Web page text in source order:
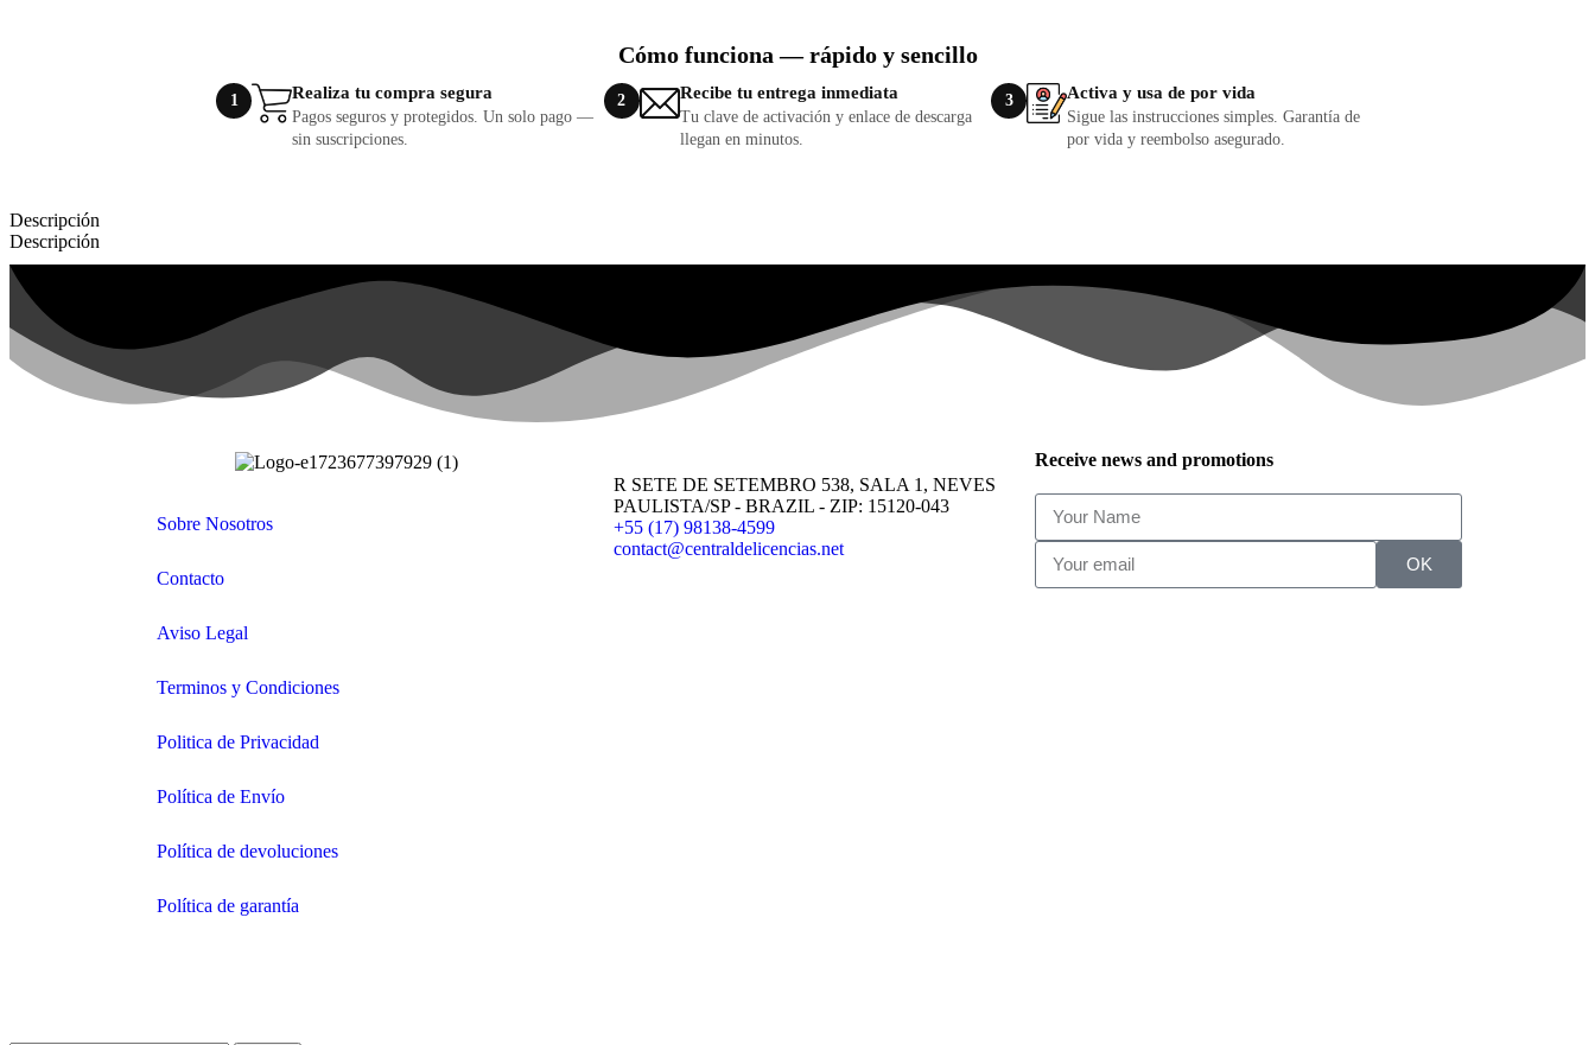
Cómo funciona — rápido y sencillo
1 Realiza tu compra segura
Pagos seguros y protegidos. Un solo pago —
sin suscripciones.
2 Recibe tu entrega inmediata
Tu clave de activación y enlace de descarga
llegan en minutos.
3 Activa y usa de por vida
Sigue las instrucciones simples. Garantía de
por vida y reembolso asegurado.
Descripción
Descripción
Sobre Nosotros
Contacto
Aviso Legal
Terminos y Condiciones
Politica de Privacidad
Política de Envío
Política de devoluciones
Política de garantía
R SETE DE SETEMBRO 538, SALA 1, NEVES
PAULISTA/SP - BRAZIL - ZIP: 15120-043
+55 (17) 98138-4599
contact@centraldelicencias.net
Receive news and promotions
OK